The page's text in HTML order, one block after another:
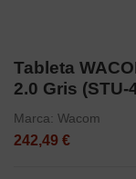
Tableta
2.0 Gris (STU-
Marca: Wacom
242,49 €